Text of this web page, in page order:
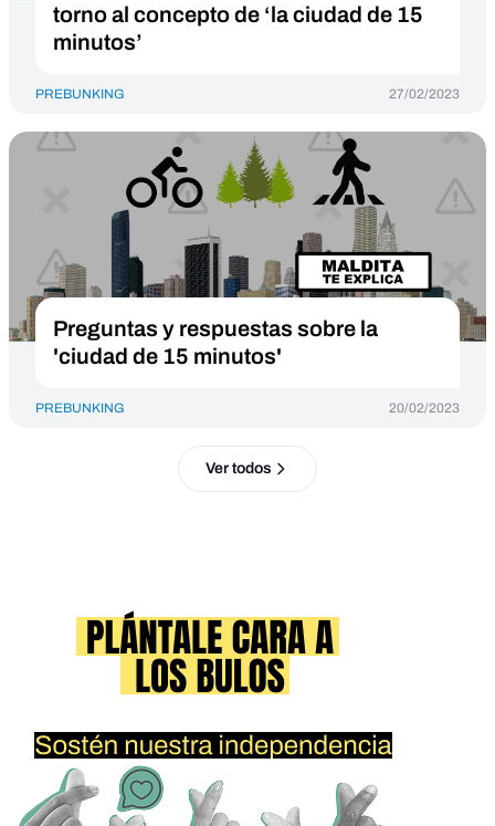
torno al concepto de ‘la ciudad de 15
minutos’
PREBUNKING 27/02/2023
Preguntas y respuestas sobre la
'ciudad de 15 minutos'
PREBUNKING 20/02/2023
Ver todos